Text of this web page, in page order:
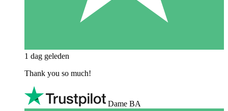
1 dag geleden
Thank you so much!
Dame BA